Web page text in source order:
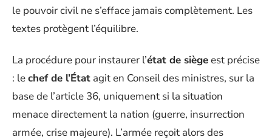
le pouvoir civil ne s’efface jamais complètement. Les
textes protègent l’équilibre.
La procédure pour instaurer l’état de siègeest précise
: lechef de l’État agit en Conseil des ministres, sur la
base de l’article 36, uniquement si la situation
menace directement la nation (guerre, insurrection
armée, crise majeure). L’armée reçoit alors des